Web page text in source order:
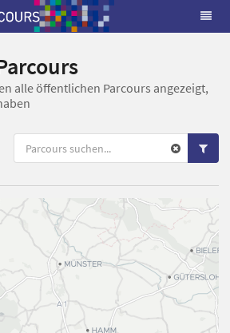
alle öffentlichen Parcours angezeigt,